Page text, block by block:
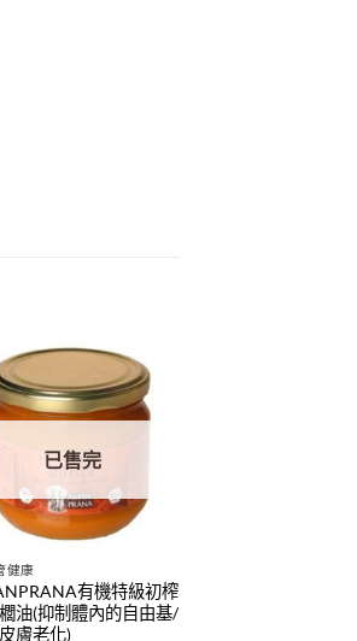
已售完
健康
有機特級初榨
油(抑制體內的自由基/
膚老化)